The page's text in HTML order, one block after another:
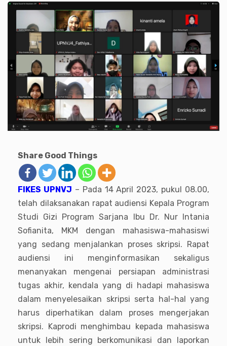
Share Good Things
FIKES UPNVJ – Pada 14 April 2023, pukul 08.00,
telah dilaksanakan rapat audiensi Kepala Program
Studi Gizi Program Sarjana Ibu Dr. Nur Intania
Sofianita, MKM dengan mahasiswa-mahasiswi
yang sedang menjalankan proses skripsi. Rapat
audiensi ini menginformasikan sekaligus
menanyakan mengenai persiapan administrasi
tugas akhir, kendala yang di hadapi mahasiswa
dalam menyelesaikan skripsi serta hal-hal yang
harus diperhatikan dalam proses mengerjakan
skripsi. Kaprodi menghimbau kepada mahasiswa
untuk lebih sering berkomunikasi dan laporkan